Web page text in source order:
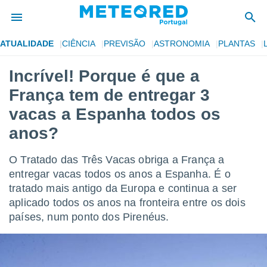
da
foi
para
as
fornecidas
a este
das
e
forma
ATUALIDADE CIÊNCIA PREVISÃO ASTRONOMIA PLANTAS
Incrível! Porque é que a
França tem de entregar 3
vacas a Espanha todos os
anos?
O Tratado das Três Vacas obriga a França a
entregar vacas todos os anos a Espanha. É o
tratado mais antigo da Europa e continua a ser
aplicado todos os anos na fronteira entre os dois
países, num ponto dos Pirenéus.